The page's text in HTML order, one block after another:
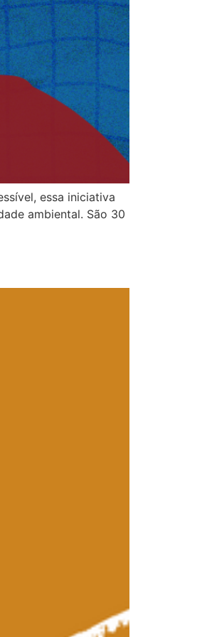
essa iniciativa
ambiental. São 30